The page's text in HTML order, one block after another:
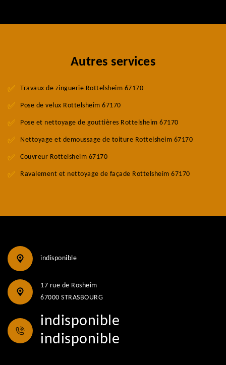
Autres services
Travaux de zinguerie Rottelsheim 67170
Pose de velux Rottelsheim 67170
Pose et nettoyage de gouttières Rottelsheim 67170
Nettoyage et demoussage de toiture Rottelsheim 67170
Couvreur Rottelsheim 67170
Ravalement et nettoyage de façade Rottelsheim 67170
indisponible
17 rue de Rosheim
67000 STRASBOURG
indisponible
indisponible